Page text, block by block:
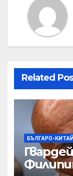
Related
БЪЛГАРО-